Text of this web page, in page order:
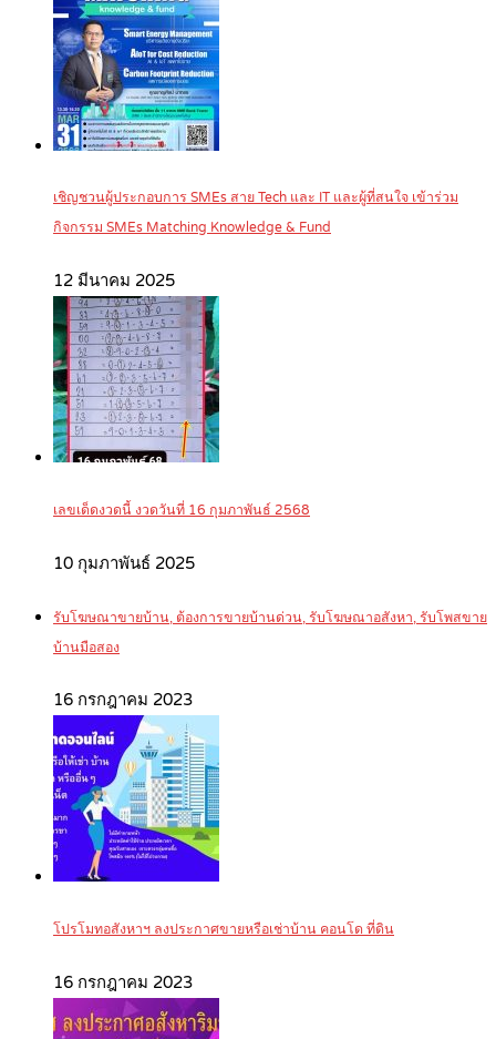
เชิญชวนผู้ประกอบการ SMEs สาย Tech และ IT และผู้ที่สนใจ เข้าร่วม
กิจกรรม SMEs Matching Knowledge & Fund
12 มีนาคม 2025
เลขเด็ดงวดนี้ งวดวันที่ 16 กุมภาพันธ์ 2568
10 กุมภาพันธ์ 2025
รับโฆษณาขายบ้าน, ต้องการขายบ้านด่วน, รับโฆษณาอสังหา, รับโพสขาย
บ้านมือสอง
16 กรกฎาคม 2023
โปรโมทอสังหาฯ ลงประกาศขายหรือเช่าบ้าน คอนโด ที่ดิน
16 กรกฎาคม 2023